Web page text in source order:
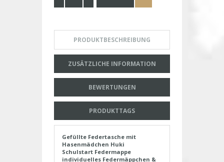
PRODUKTBESCHREIBUNG
ZUSÄTZLICHE INFORMATION
BEWERTUNGEN
PRODUKTTAGS
Gefüllte Federtasche mit
Hasenmädchen Huki
Schulstart Federmappe
individuelles Federmäppchen &